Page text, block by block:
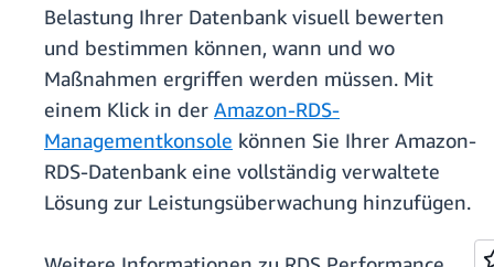
Belastung Ihrer Datenbank visuell bewerten
und bestimmen können, wann und wo
Maßnahmen ergriffen werden müssen. Mit
einem Klick in der Amazon-RDS-
Managementkonsole können Sie Ihrer Amazon-
RDS-Datenbank eine vollständig verwaltete
Lösung zur Leistungsüberwachung hinzufügen.